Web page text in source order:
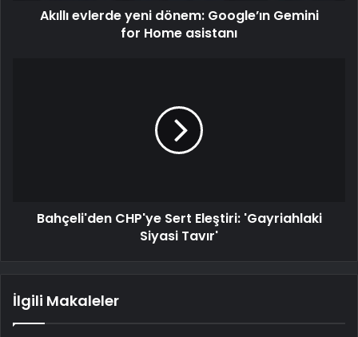
Akıllı evlerde yeni dönem: Google’ın Gemini
for Home asistanı
Bahçeli'den CHP'ye Sert Eleştiri: 'Gayriahlaki
Siyasi Tavır'
İlgili Makaleler